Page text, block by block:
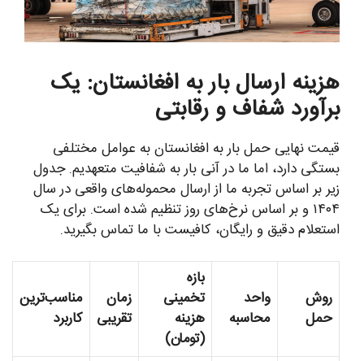
هزینه ارسال بار به افغانستان: یک
برآورد شفاف و رقابتی
قیمت نهایی حمل بار به افغانستان به عوامل مختلفی
بستگی دارد، اما ما در آنی بار به شفافیت متعهدیم. جدول
زیر بر اساس تجربه ما از ارسال محموله‌های واقعی در سال
۱۴۰۴ و بر اساس نرخ‌های روز تنظیم شده است. برای یک
استعلام دقیق و رایگان، کافیست با ما تماس بگیرید.
روش
حمل
واحد
محاسبه
بازه
تخمینی
هزینه
(تومان)
زمان
تقریبی
مناسب‌ترین
کاربرد